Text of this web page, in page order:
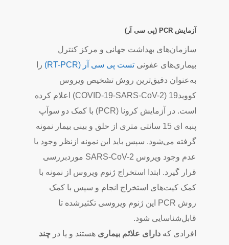
آزمایش PCR (پی سی آر)
سازمان‌های بهداشت جهانی و مرکز کنترل
بیماری‌های عفونی تست پی سی آر (RT-PCR)
را
به‌عنوان دقیق‌ترین روش تشخیص ویروس
کووید19 (COVID-19-SARS-CoV-2) اعلام کرده
است. در آزمایش کرونا (PCR) با کمک دو سوآپ
پنبه ای 15 سانتی متری از حلق و بینی بیمار نمونه
گرفته می‌شود. سپس باید این نمونه ازنظر وجود یا
عدم وجود ویروس SARS-CoV-2 موردبررسی
قرار گیرد. ابتدا استخراج ژنوم ویروس از نمونه با
کمک کیت‌های استخراج انجام و سپس با کمک
روش PCR این ژنوم ویروسی تکثیرشده تا
قابل‌شناسایی شود.
افرادی که دارای علائم بیماری هستند و یا در چند